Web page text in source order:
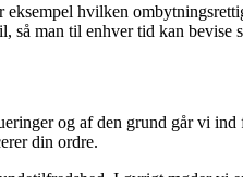
hvilken
så man til enhver tid kan
og af den grund går vi ind
din ordre.